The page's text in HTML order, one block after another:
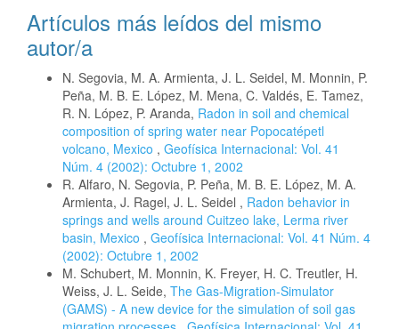
Artículos más leídos del mismo
autor/a
N. Segovia, M. A. Armienta, J. L. Seidel, M. Monnin, P.
Peña, M. B. E. López, M. Mena, C. Valdés, E. Tamez,
R. N. López, P. Aranda, Radon in soil and chemical
composition of spring water near Popocatépetl
volcano, Mexico , Geofísica Internacional: Vol. 41
Núm. 4 (2002): Octubre 1, 2002
R. Alfaro, N. Segovia, P. Peña, M. B. E. López, M. A.
Armienta, J. Ragel, J. L. Seidel , Radon behavior in
springs and wells around Cuitzeo lake, Lerma river
basin, Mexico , Geofísica Internacional: Vol. 41 Núm. 4
(2002): Octubre 1, 2002
M. Schubert, M. Monnin, K. Freyer, H. C. Treutler, H.
Weiss, J. L. Seide, The Gas-Migration-Simulator
(GAMS) - A new device for the simulation of soil gas